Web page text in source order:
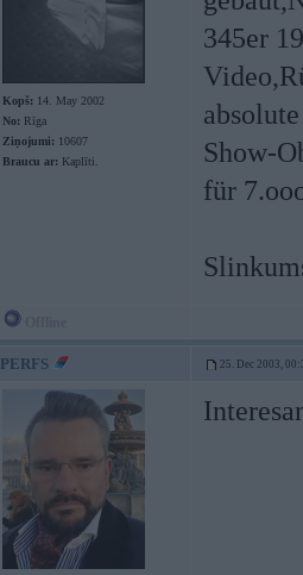
Kopš: 14. May 2002
No: Rīga
Ziņojumi: 10607
Braucu ar: Kaplīti.
345er
Show-
für
PERFS 25. Dec 2003,